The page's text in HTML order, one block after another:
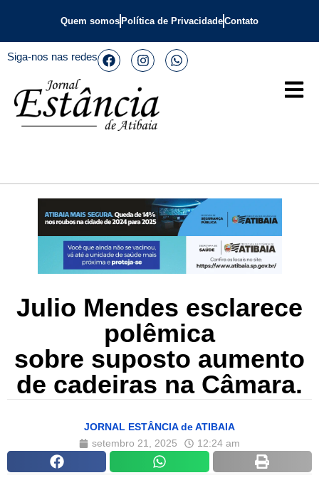
Quem somos Política de PrivacidadeContato
Siga-nos nas redes
Julio Mendes esclarece
polêmica
sobre suposto aumento
de cadeiras na Câmara.
JORNAL ESTÂNCIA de ATIBAIA
setembro 21, 2025
12:24 am